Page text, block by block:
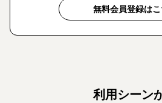
無料会員登録は
利用シーン